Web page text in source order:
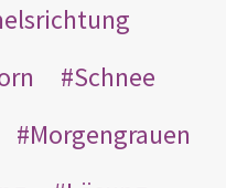
Schnee
Morgengrauen